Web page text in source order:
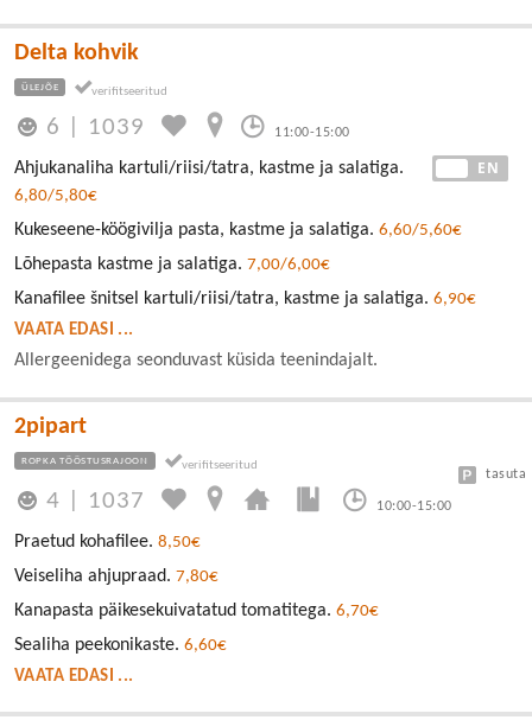
Delta kohvik
ÜLEJÕE
6 1039 11:00-15:00
EN
Ahjukanaliha kartuli/riisi/tatra, kastme ja salatiga.
6,80/5,80€
Kukeseene-köögivilja pasta, kastme ja salatiga. 6,60/5,60€
Lõhepasta kastme ja salatiga. 7,00/6,00€
Kanafilee šnitsel kartuli/riisi/tatra, kastme ja salatiga. 6,90€
VAATA EDASI ...
Allergeenidega seonduvast küsida teenindajalt.
2pipart
ROPKA TÖÖSTUSRAJOON
4 1037 10:00-15:00
tasuta
Praetud kohafilee. 8,50€
Veiseliha ahjupraad. 7,80€
Kanapasta päikesekuivatatud tomatitega. 6,70€
Sealiha peekonikaste. 6,60€
VAATA EDASI ...